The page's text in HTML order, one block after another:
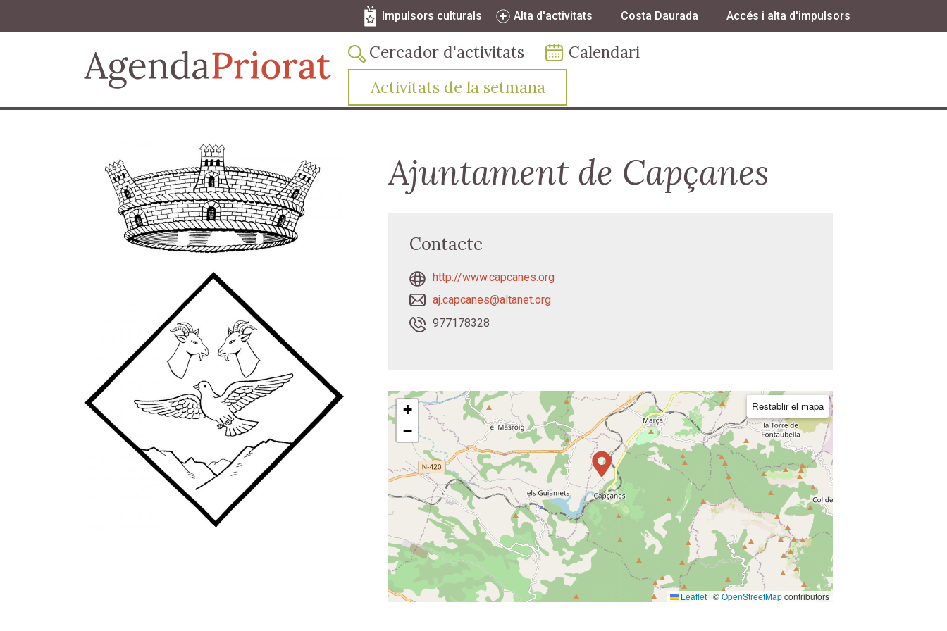
Vés al contingut
Navegació secundària
Impulsors culturals Alta d'activitats Costa Daurada Accés i alta d'impulsors
Navegació principal
Cercador d'activitats
Calendari
Activitats de la setmana
Ajuntament de Capçanes
Contacte
http://www.capcanes.org
aj.capcanes@altanet.org
977178328
+
−
Restablir el mapa
Leaflet | ©OpenStreetMapcontributors